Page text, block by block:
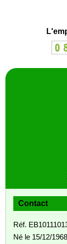
Contact
Réf.
Né le 15/12/1968